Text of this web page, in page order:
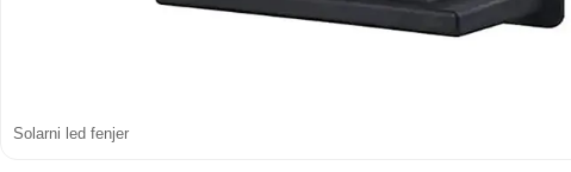
Solarni led fenjer